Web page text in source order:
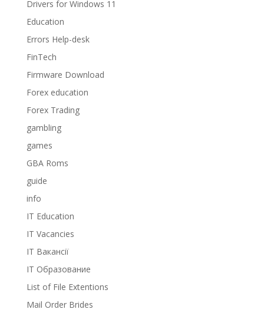
Drivers for Windows 11
Education
Errors Help-desk
FinTech
Firmware Download
Forex education
Forex Trading
gambling
games
GBA Roms
guide
info
IT Education
IT Vacancies
IT Вакансії
IT Образование
List of File Extentions
Mail Order Brides